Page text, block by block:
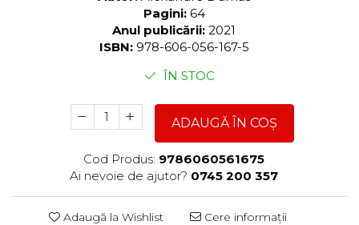
Pagini: 64
Anul publicării: 2021
ISBN: 978-606-056-167-5
ÎN STOC
ADAUGĂ ÎN COȘ
Cod Produs: 9786060561675
Ai nevoie de ajutor? 0745 200 357
Adaugă la Wishlist Cere informații